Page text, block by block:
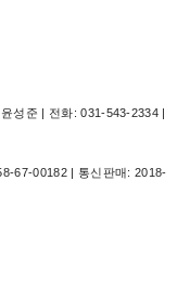
성준 | 전화: 031-543-2334 |
67-00182| 통신판매: 2018-